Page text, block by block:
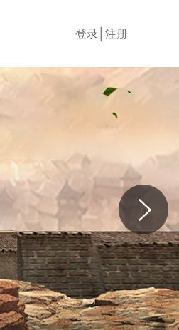
登录│注册